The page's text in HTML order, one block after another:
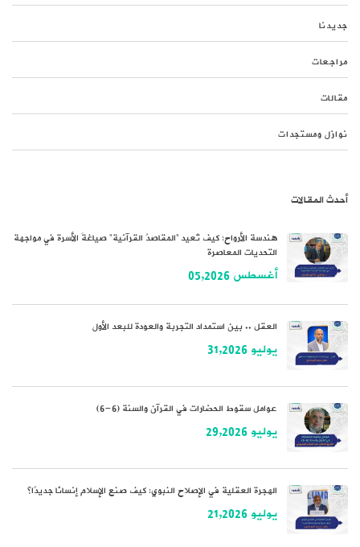
جديدنا
مراجعات
مقالات
نوازل ومستجدات
أحدث المقالات
هندسة الأرواح: كيف تُعيد “المقاصدُ القرآنية” صياغةَ الأسرة في مواجهة
التحديات المعاصرة
أغسطس 05,2026
العقل .. بين استمداد التجربة والعودة للبعد الأول
يوليو 31,2026
عوامل سقوط الحضارات في القرآن والسنة (6-6)
يوليو 29,2026
الهجرة العقلية في الإصلاح النبوي: كيف صنع الإسلام إنسانًا جديدًا؟
يوليو 21,2026